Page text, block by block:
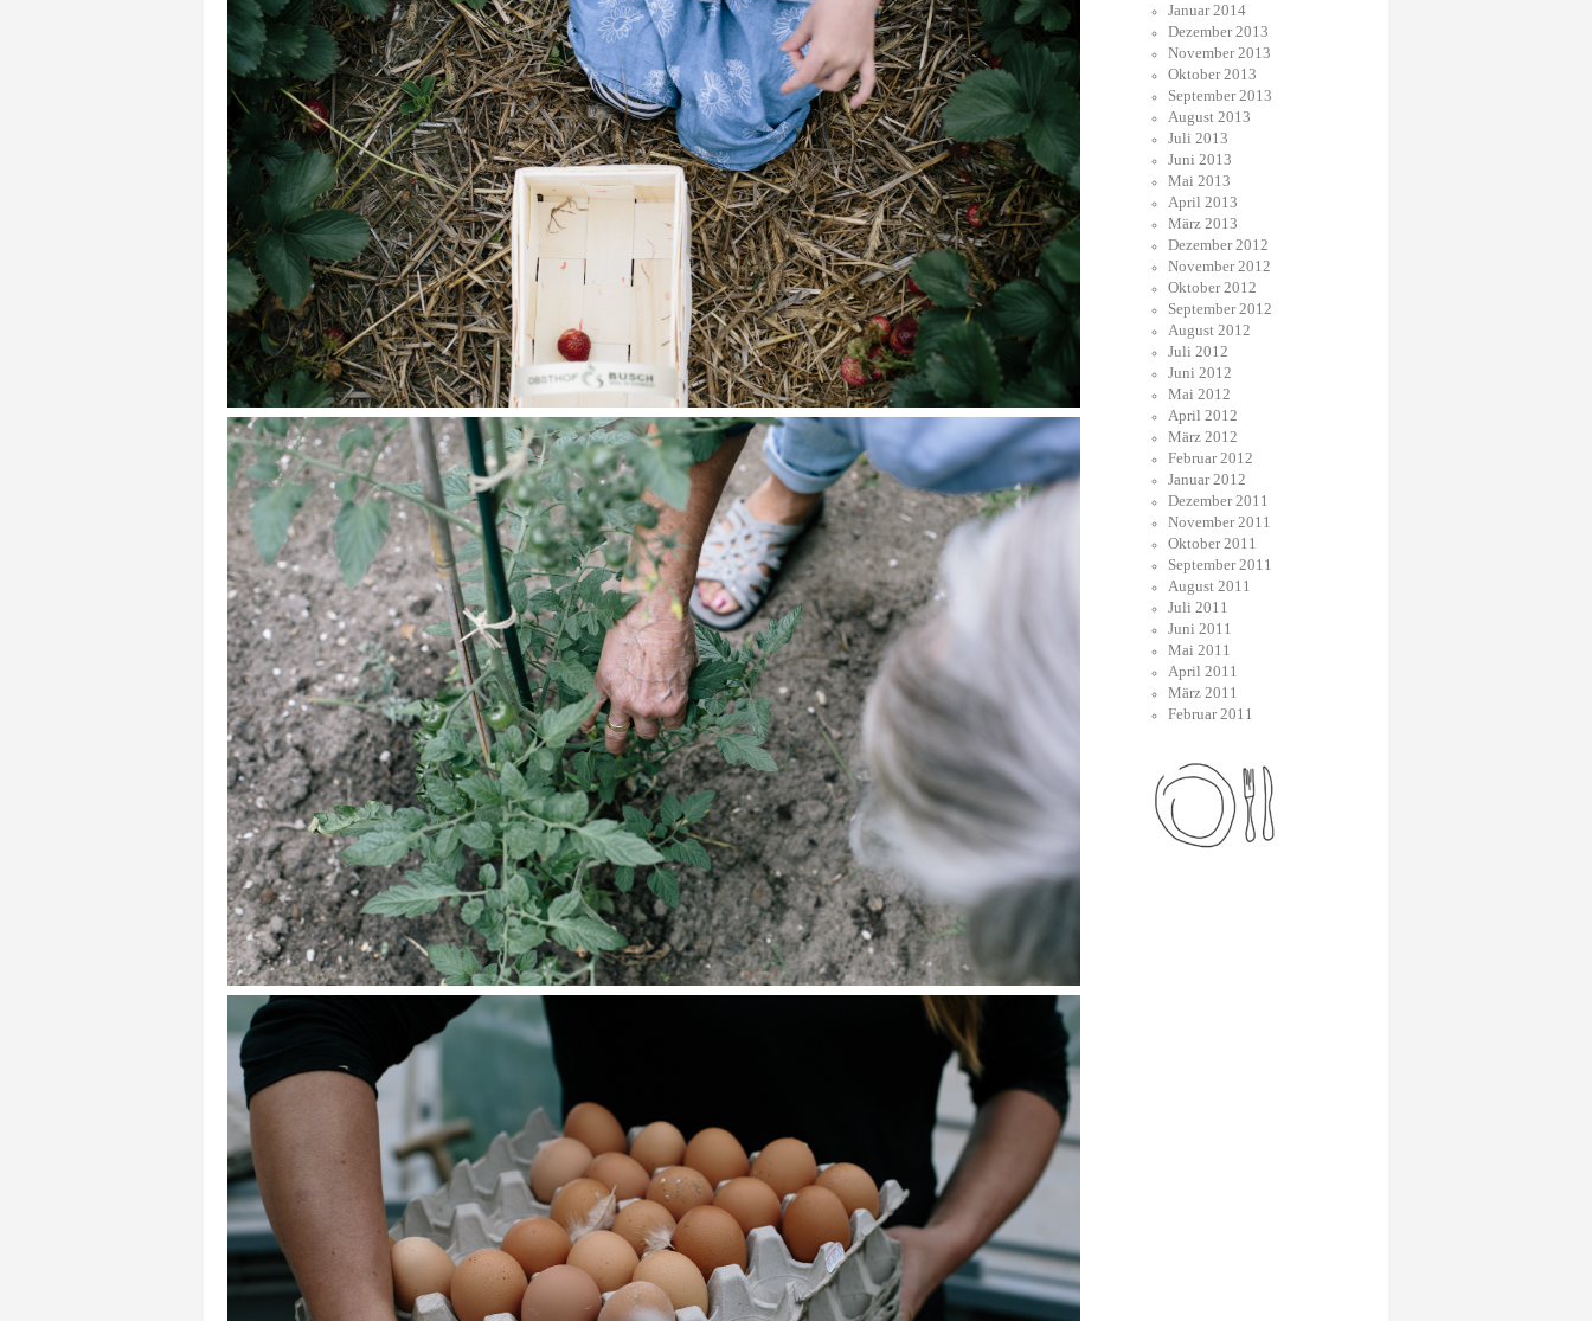
Januar 2014
Dezember 2013
November 2013
Oktober 2013
September 2013
August 2013
Juli 2013
Juni 2013
Mai 2013
April 2013
März 2013
Dezember 2012
November 2012
Oktober 2012
September 2012
August 2012
Juli 2012
Juni 2012
Mai 2012
April 2012
März 2012
Februar 2012
Januar 2012
Dezember 2011
November 2011
Oktober 2011
September 2011
August 2011
Juli 2011
Juni 2011
Mai 2011
April 2011
März 2011
Februar 2011